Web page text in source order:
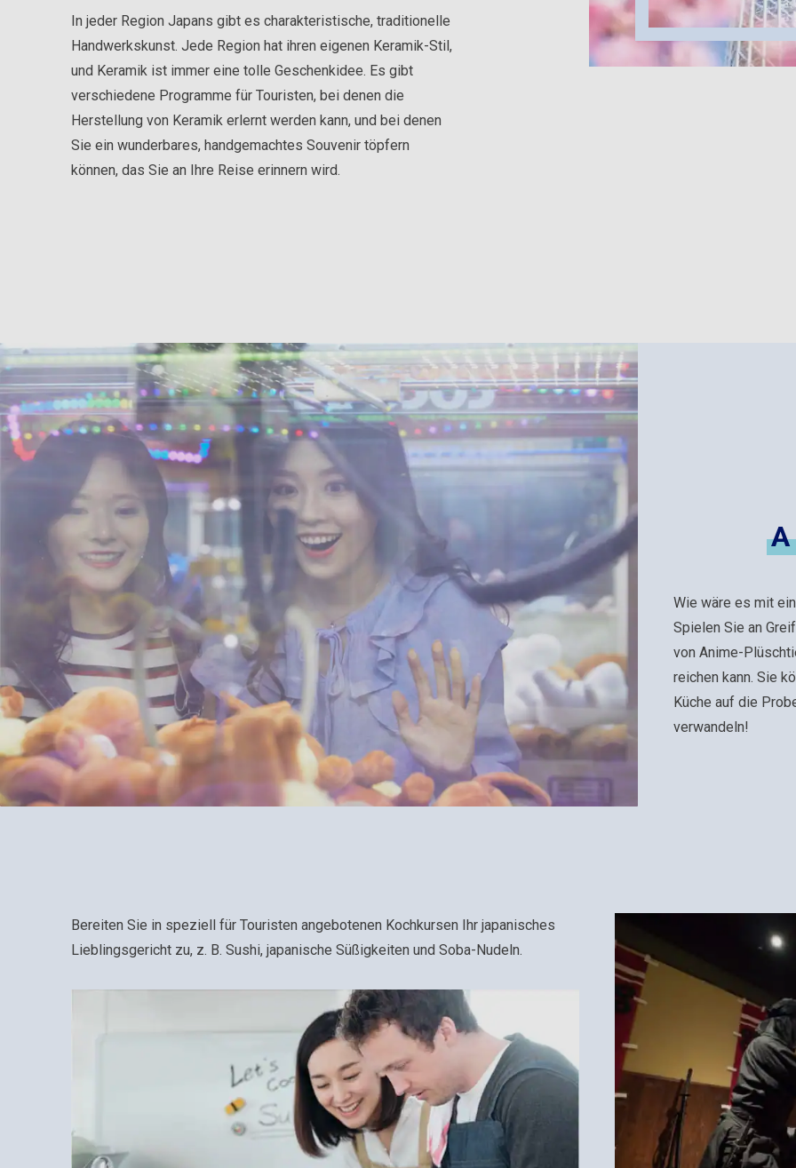
In jeder Region Japans gibt es charakteristische, traditionelle
Handwerkskunst. Jede Region hat ihren eigenen Keramik-Stil,
und Keramik ist immer eine tolle Geschenkidee. Es gibt
verschiedene Programme für Touristen, bei denen die
Herstellung von Keramik erlernt werden kann, und bei denen
Sie ein wunderbares, handgemachtes Souvenir töpfern
können, das Sie an Ihre Reise erinnern wird.
Wie wäre es mit
Spielen Sie an
von Anime-
reichen kann. Sie
Küche auf die
verwandeln!
Bereiten Sie in speziell für Touristen angebotenen Kochkursen Ihr japanisches
Lieblingsgericht zu, z. B. Sushi, japanische Süßigkeiten und Soba-Nudeln.